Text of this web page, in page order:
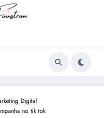
Digital
no tik tok